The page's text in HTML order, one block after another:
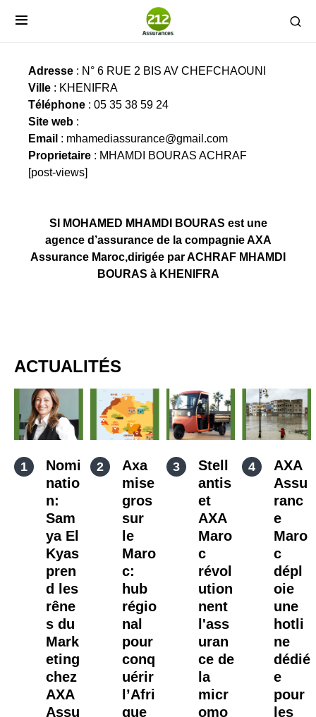
SI MOHAMED M’HAMDI BOURAS
Adresse : N° 6 RUE 2 BIS AV CHEFCHAOUNI
Ville : KHENIFRA
Téléphone : 05 35 38 59 24
Site web :
Email : mhamediassurance@gmail.com
Proprietaire : MHAMDI BOURAS ACHRAF
[post-views]
SI MOHAMED MHAMDI BOURAS est une
agence d’assurance de la compagnie AXA
Assurance Maroc,dirigée par ACHRAF MHAMDI
BOURAS à KHENIFRA
ACTUALITÉS
Nomi
natio
n:
Sam
ya El
Kyas
pren
d les
rêne
s du
Mark
eting
chez
AXA
Assu
Axa
mise
gros
sur
le
Maro
c:
hub
régio
nal
pour
conq
uérir
l’Afri
que
Stell
antis
et
AXA
Maro
c
révol
ution
nent
l'ass
uran
ce de
la
micr
omo
AXA
Assu
ranc
e
Maro
c
dépl
oie
une
hotli
ne
dédié
e
pour
les